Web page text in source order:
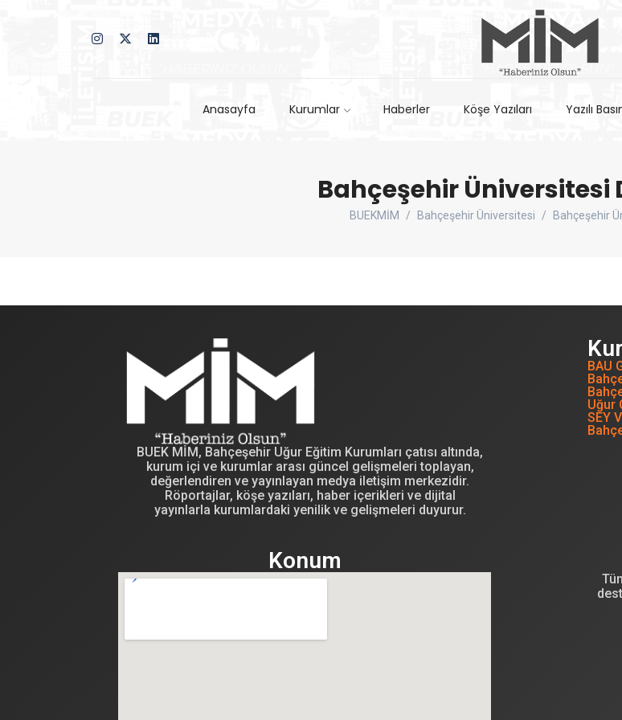
Anasayfa Kurumlar Haberler Köşe Yazıları Yazılı
Bahçeşehir Üniversitesi
BUEKMİM Bahçeşehir Üniversitesi Bahçeşehir
BUEK MİM, Bahçeşehir Uğur Eğitim Kurumları çatısı altında,
kurum içi ve kurumlar arası güncel gelişmeleri toplayan,
değerlendiren ve yayınlayan medya iletişim merkezidir.
Röportajlar, köşe yazıları, haber içerikleri ve dijital
yayınlarla kurumlardaki yenilik ve gelişmeleri duyurur.
BAU
Uğur
SEY
Konum